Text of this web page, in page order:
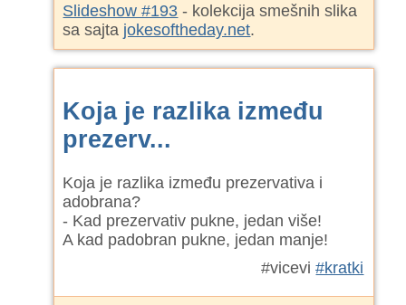
Slideshow #193 - kolekcija smešnih slika
sa sajta jokesoftheday.net.
Koja je razlika između
prezerv...
Koja je razlika između prezervativa i
adobrana?
- Kad prezervativ pukne, jedan više!
A kad padobran pukne, jedan manje!
#vicevi#kratki